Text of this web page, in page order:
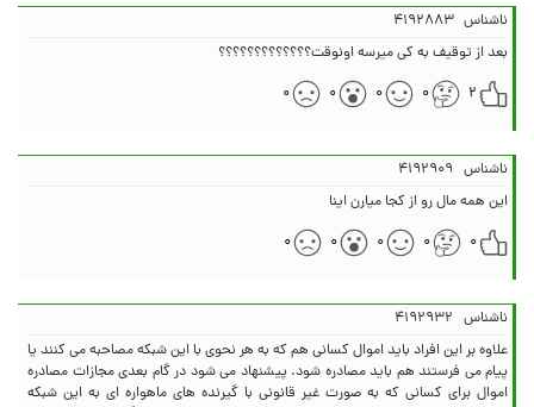
ناشناس ۴۱۹۲۸۸۳
بعد از توقیف به کی میرسه اونوقت؟؟؟؟؟؟؟؟؟؟؟؟؟
۲
۰ ۰ ۰ ۰
ناشناس ۴۱۹۲۹۰۹
این همه مال رو از کجا میارن اینا
۰
۰ ۰ ۰ ۰
ناشناس ۴۱۹۲۹۳۲
علاوه بر این افراد باید اموال کسانی هم که به هر نحوی با این شبکه مصاحبه می کنند یا
پیام می فرستند هم باید مصادره شود. پیشنهاد می شود در گام بعدی مجازات مصادره
اموال برای کسانی که به صورت غیر قانونی با گیرنده های ماهواره ای به این شبکه